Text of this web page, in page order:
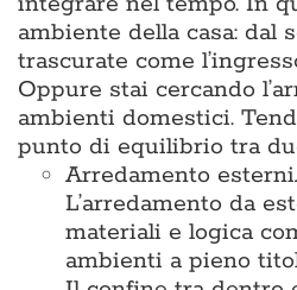
ambiente della casa: dal
trascurate come
Oppure stai cercando
ambienti domestici.
punto di equilibrio tra
Arredamento esterni
L’arredamento da
materiali e logica
ambienti a pieno